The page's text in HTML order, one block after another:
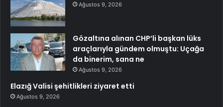
Ağustos 9, 2026
Gözaltına alınan CHP’li başkan lüks
araçlarıyla gündem olmuştu: Uçağa
da binerim, sana ne
Ağustos 9, 2026
Elazığ Valisi şehitlikleri ziyaret etti
Ağustos 9, 2026